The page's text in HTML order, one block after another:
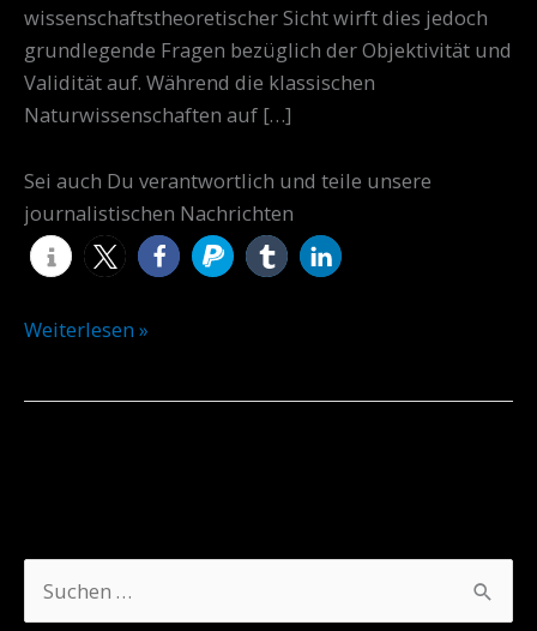
wissenschaftstheoretischer Sicht wirft dies jedoch
grundlegende Fragen bezüglich der Objektivität und
Validität auf. Während die klassischen
Naturwissenschaften auf […]
Sei auch Du verantwortlich und teile unsere
journalistischen Nachrichten
Weiterlesen »
r
a